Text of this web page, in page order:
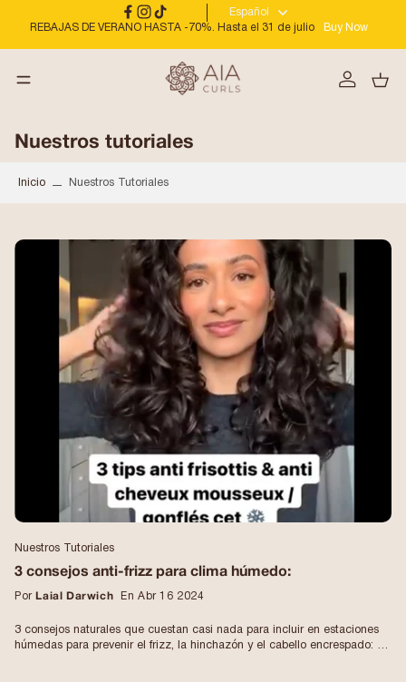
REBAJAS DE VERANO HASTA -70%. Hasta el 31 de julio Buy Now
Español
Nuestros tutoriales
Inicio Nuestros Tutoriales
Nuestros Tutoriales
3 consejos anti-frizz para clima húmedo:
Por Laial Darwich En Abr 16 2024
3 consejos naturales que cuestan casi nada para incluir en estaciones
húmedas para prevenir el frizz, la hinchazón y el cabello encrespado: •